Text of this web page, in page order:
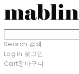
Search 검색
Log In 로그인
Cart장바구니